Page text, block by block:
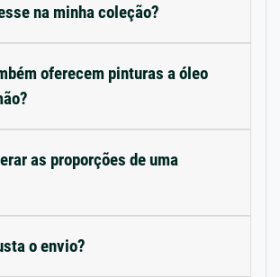
na minha coleção?
oferecem pinturas a óleo
as proporções de uma
o envio?